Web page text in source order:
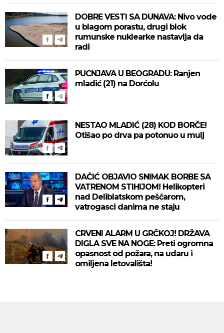
DOBRE VESTI SA DUNAVA: Nivo vode
u blagom porastu, drugi blok
rumunske nuklearke nastavlja da
radi
PUCNJAVA U BEOGRADU: Ranjen
mladić (21) na Dorćolu
NESTAO MLADIĆ (28) KOD BORČE!
Otišao po drva pa potonuo u mulj
DAČIĆ OBJAVIO SNIMAK BORBE SA
VATRENOM STIHIJOM! Helikopteri
nad Deliblatskom peščarom,
vatrogasci danima ne staju
CRVENI ALARM U GRČKOJ! DRŽAVA
DIGLA SVE NA NOGE: Preti ogromna
opasnost od požara, na udaru i
omiljena letovališta!